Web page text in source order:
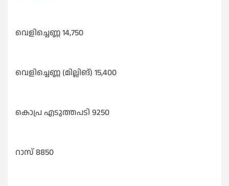
വെളിച്ചെണ്ണ 14,750
വെളിച്ചെണ്ണ (മില്ലിങ്) 15,400
കൊപ്ര എടുത്തപടി 9250
റാസ് 8850